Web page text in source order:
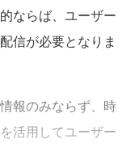
ならば、ユーザー
信が必要となりま
報のみならず、時
活用してユーザー